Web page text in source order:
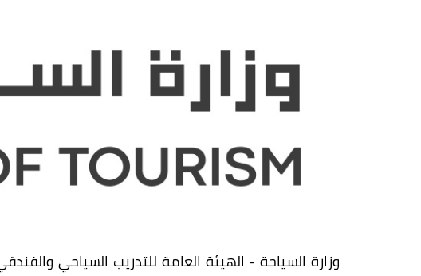
وزارة السياحة - الهيئة العامة للتدريب السياحي